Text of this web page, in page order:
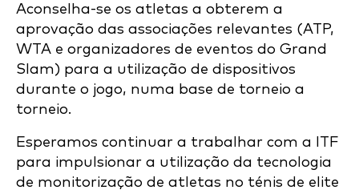
Aconselha-se os atletas a obterem a
aprovação das associações relevantes (ATP,
WTA e organizadores de eventos do Grand
Slam) para a utilização de dispositivos
durante o jogo, numa base de torneio a
torneio.
Esperamos continuar a trabalhar com a ITF
para impulsionar a utilização da tecnologia
de monitorização de atletas no ténis de elite